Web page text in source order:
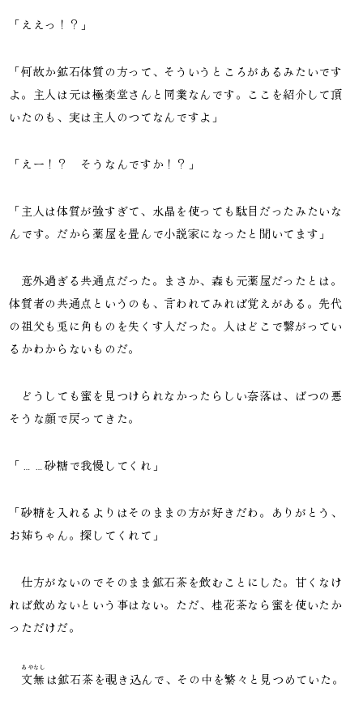
「ええっ！？」
「何故か鉱石体質の方って、そういうところがあるみたいです
よ。主人は元は極楽堂さんと同業なんです。ここを紹介して頂
いたのも、実は主人のつてなんですよ」
「えー！？ そうなんですか！？」
「主人は体質が強すぎて、水晶を使っても駄目だったみたいな
んです。だから薬屋を畳んで小説家になったと聞いてます」
意外過ぎる共通点だった。まさか、森も元薬屋だったとは。
体質者の共通点というのも、言われてみれば覚えがある。先代
の祖父も兎に角ものを失くす人だった。人はどこで繋がってい
るかわからないものだ。
どうしても蜜を見つけられなかったらしい奈落は、ばつの悪
そうな顔で戻ってきた。
「……砂糖で我慢してくれ」
「砂糖を入れるよりはそのままの方が好きだわ。ありがとう、
お姉ちゃん。探してくれて」
仕方がないのでそのまま鉱石茶を飲むことにした。甘くなけ
れば飲めないという事はない。ただ、桂花茶なら蜜を使いたか
っただけだ。
文無
あやなし
は鉱石茶を覗き込んで、その中を繁々と見つめていた。